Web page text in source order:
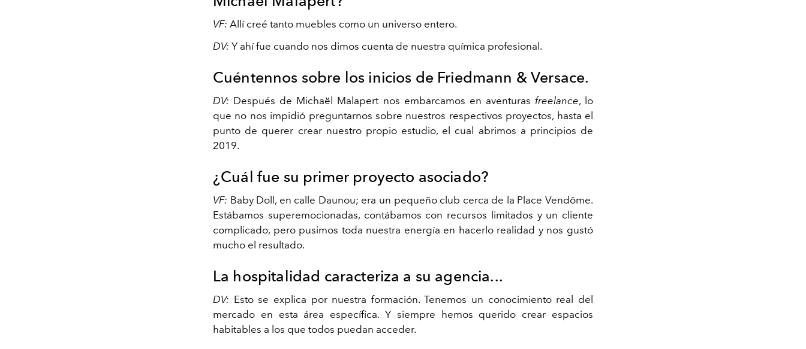
VF: Allí creé tanto muebles como un universo entero.
DV: Y ahí fue cuando nos dimos cuenta de nuestra química profesional.
Cuéntennos sobre los inicios de Friedmann & Versace.
DV: Después de Michaël Malapert nos embarcamos en aventuras freelance, lo
que no nos impidió preguntarnos sobre nuestros respectivos proyectos, hasta el
punto de querer crear nuestro propio estudio, el cual abrimos a principios de
2019.
¿Cuál fue su primer proyecto asociado?
VF: Baby Doll, en calle Daunou; era un pequeño club cerca de la Place Vendôme.
Estábamos superemocionadas, contábamos con recursos limitados y un cliente
complicado, pero pusimos toda nuestra energía en hacerlo realidad y nos gustó
mucho el resultado.
La hospitalidad caracteriza a su agencia...
DV: Esto se explica por nuestra formación. Tenemos un conocimiento real del
mercado en esta área específica. Y siempre hemos querido crear espacios
habitables a los que todos puedan acceder.